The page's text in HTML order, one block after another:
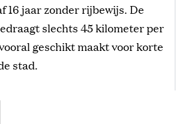
16 jaar zonder rijbewijs. De
slechts 45 kilometer per
geschikt maakt voor korte
stad.